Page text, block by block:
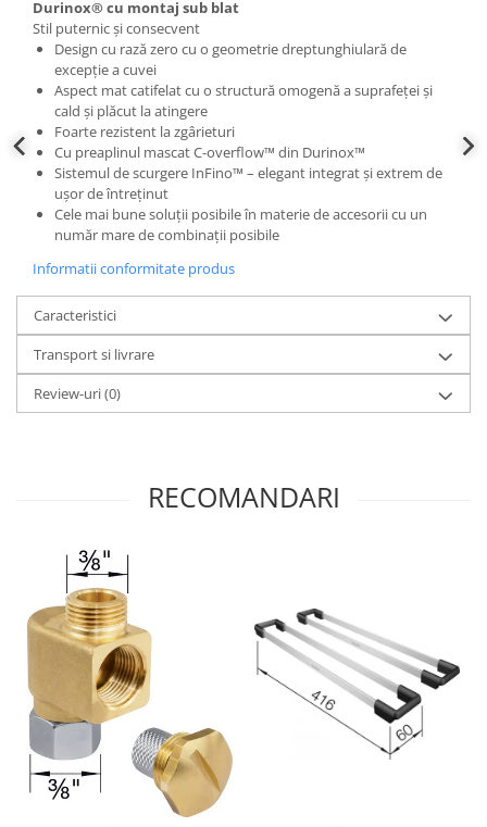
Durinox® cu montaj sub blat
Stil puternic și consecvent
Design cu rază zero cu o geometrie dreptunghiulară de
excepție a cuvei
Aspect mat catifelat cu o structură omogenă a suprafeței și
cald și plăcut la atingere
Foarte rezistent la zgârieturi
Cu preaplinul mascat C-overflow™ din Durinox™
Sistemul de scurgere InFino™ – elegant integrat și extrem de
ușor de întreținut
Cele mai bune soluții posibile în materie de accesorii cu un
număr mare de combinații posibile
Informatii conformitate produs
Caracteristici
Transport si livrare
Review-uri(0)
RECOMANDARI